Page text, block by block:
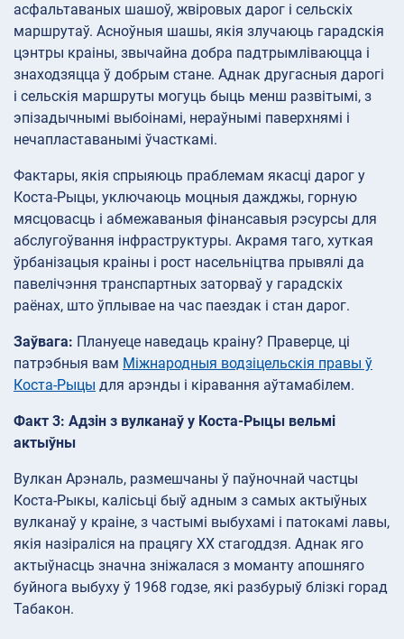
асфальтаваных шашоў, жвіровых дарог і сельскіх
маршрутаў. Асноўныя шашы, якія злучаюць гарадскія
цэнтры краіны, звычайна добра падтрымліваюцца і
знаходзяцца ў добрым стане. Аднак другасныя дарогі
і сельскія маршруты могуць быць менш развітымі, з
эпізадычнымі выбоінамі, нераўнымі паверхнямі і
нечапластаванымі ўчасткамі.
Фактары, якія спрыяюць праблемам якасці дарог у
Коста-Рыцы, уключаюць моцныя дажджы, горную
мясцовасць і абмежаваныя фінансавыя рэсурсы для
абслугоўвання інфраструктуры. Акрамя таго, хуткая
ўрбанізацыя краіны і рост насельніцтва прывялі да
павелічэння транспартных заторваў у гарадскіх
раёнах, што ўплывае на час паездак і стан дарог.
Заўвага: Плануеце наведаць краіну? Праверце, ці
патрэбныя вам Міжнародныя водзіцельскія правы ў
Коста-Рыцы для арэнды і кіравання аўтамабілем.
Факт 3: Адзін з вулканаў у Коста-Рыцы вельмі
актыўны
Вулкан Арэналь, размешчаны ў паўночнай частцы
Коста-Рыкы, калісьці быў адным з самых актыўных
вулканаў у краіне, з частымі выбухамі і патокамі лавы,
якія назіраліся на працягу XX стагоддзя. Аднак яго
актыўнасць значна зніжалася з моманту апошняго
буйнога выбуху ў 1968 годзе, які разбурыў блізкі горад
Табакон.